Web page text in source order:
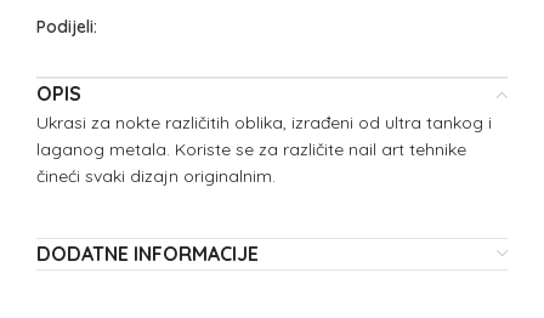
Podijeli:
OPIS
Ukrasi za nokte različitih oblika, izrađeni od ultra tankog i
laganog metala. Koriste se za različite nail art tehnike
čineći svaki dizajn originalnim.
DODATNE INFORMACIJE